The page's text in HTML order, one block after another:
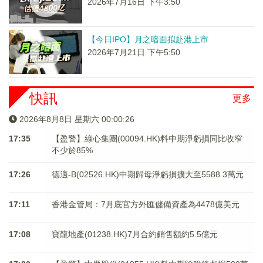
【今日IPO】月之暗面拟赴港上市
2026年7月21日 下午5:50
更多
快訊
2026年8月8日 星期六 00:00:26
17:35
【盈警】綠心集團(00094.HK)料中期淨虧損同比收窄
不少於85%
17:26 德適-B(02526.HK)中期歸母淨虧損擴大至5588.3萬元
17:11 香港金管局：7月底官方外匯儲備資產為4478億美元
17:08 寶龍地產(01238.HK)7月合約銷售額約5.5億元